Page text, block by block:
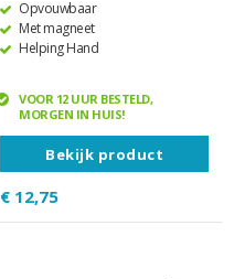
Opvouwbaar
Met magneet
Helping Hand
VOOR 12 UUR BESTELD,
MORGEN IN HUIS!
Bekijk product
€ 12,75